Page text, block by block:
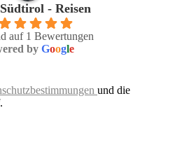
- Reisen
auf 1 Bewertungen
by Google
und die